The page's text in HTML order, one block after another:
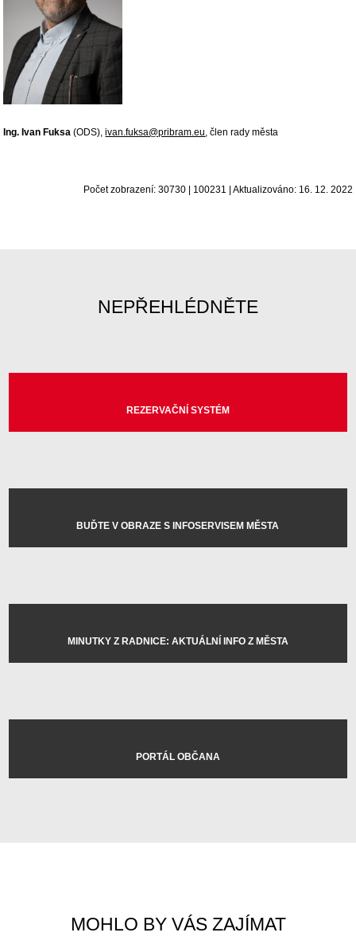
Ing. Ivan Fuksa (ODS),ivan.fuksa@pribram.eu, člen rady města
Počet zobrazení: 30730 | 100231 | Aktualizováno: 16. 12. 2022
NEPŘEHLÉDNĚTE
REZERVAČNÍ SYSTÉM
BUĎTE V OBRAZE S INFOSERVISEM MĚSTA
MINUTKY Z RADNICE: AKTUÁLNÍ INFO Z MĚSTA
PORTÁL OBČANA
MOHLO BY VÁS ZAJÍMAT